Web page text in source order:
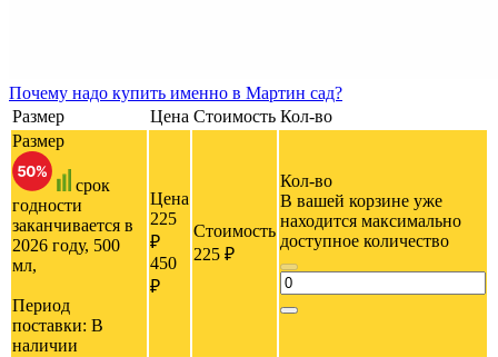
Почему надо купить именно в Мартин сад?
Размер
Цена Стоимость Кол-во
Размер
срок
годности
заканчивается в
2026 году, 500
мл,
Период
поставки: В
наличии
Цена
225
₽
450
₽
Стоимость
225 ₽
Кол-во
В вашей корзине уже
находится максимально
доступное количество